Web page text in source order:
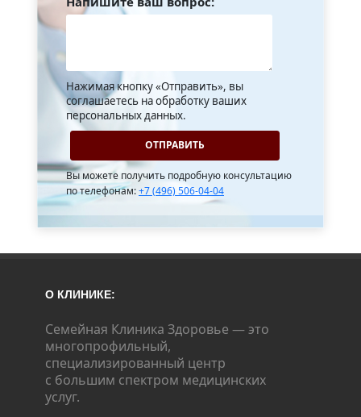
Нажимая кнопку «Отправить», вы
соглашаетесь на обработку ваших
персональных данных.
Вы можете получить подробную консультацию
по телефонам:+7 (496) 506-04-04
О КЛИНИКЕ:
Семейная Клиника Здоровье — это
многопрофильный,
специализированный центр
с большим спектром медицинских
услуг.